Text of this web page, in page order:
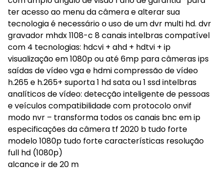
ter acesso ao menu da câmera e alterar sua
tecnologia é necessário o uso de um dvr multi hd. dvr
gravador mhdx 1108-c 8 canais intelbras compatível
com 4 tecnologias: hdcvi + ahd + hdtvi + ip
visualização em 1080p ou até 6mp para câmeras ips
saídas de vídeo vga e hdmi compressão de vídeo
h.265 e h.265+ suporta 1 hd sata ou 1 ssd intelbras
analíticos de vídeo: detecção inteligente de pessoas
e veículos compatibilidade com protocolo onvif
modo nvr – transforma todos os canais bnc em ip
especificações da câmera tf 2020 b tudo forte
modelo 1080p tudo forte características resolução
full hd (1080p)
alcance ir de 20 m